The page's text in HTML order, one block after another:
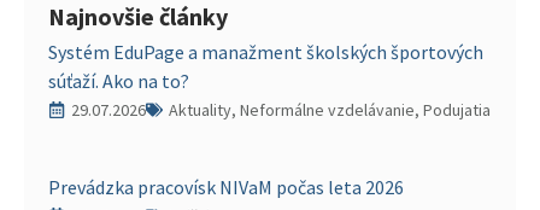
Najnovšie články
Systém EduPage a manažment školských športových
súťaží. Ako na to?
29.07.2026 Aktuality, Neformálne vzdelávanie, Podujatia
Prevádzka pracovísk NIVaM počas leta 2026